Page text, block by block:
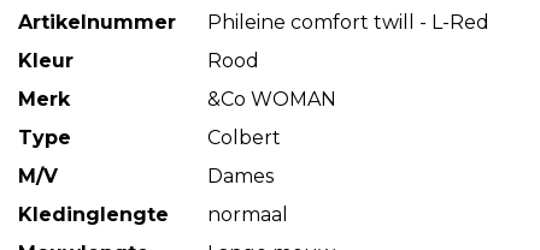
Artikelnummer
Phileine comfort twill - L-Red
Kleur
Rood
Merk
&Co WOMAN
Type
Colbert
M/V
Dames
Kledinglengte
normaal